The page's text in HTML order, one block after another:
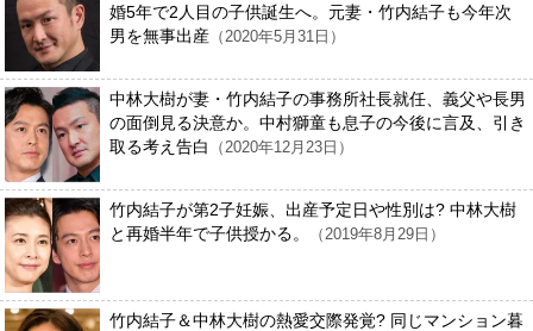
婚5年で2人目の子供誕生へ。元妻・竹内結子も今年次
男を無事出産 （2020年5月31日）
中林大樹が妻・竹内結子の事務所社長就任、義父や長男
の面倒見る決意か。中村獅童も息子の今後に言及、引き
取る考え告白
（2020年12月23日）
竹内結子が第2子妊娠、出産予定日や性別は? 中林大樹
と再婚半年で子供授かる。
（2019年8月29日）
竹内結子＆中林大樹の熱愛交際発覚? 同じマンション暮